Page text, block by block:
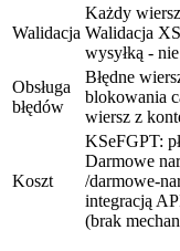
Walidacja
Każdy
Walidacja
wysyłką -
Obsługa
błędów
Błędne
blokowania
wiersz z
Koszt
KSeFGPT:
Darmowe
/darmowe-
integracją
(brak